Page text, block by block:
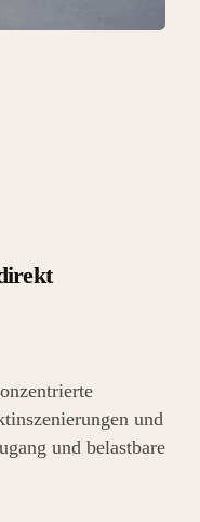
und
und belastbare